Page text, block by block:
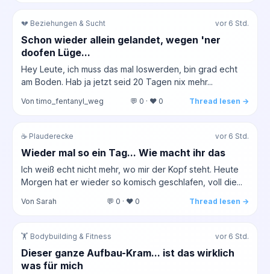
💔 Beziehungen & Sucht vor 6 Std.
Schon wieder allein gelandet, wegen 'ner
doofen Lüge...
Hey Leute, ich muss das mal loswerden, bin grad echt
am Boden. Hab ja jetzt seid 20 Tagen nix mehr...
Von timo_fentanyl_weg 💬 0 · ❤️ 0 Thread lesen →
☕ Plauderecke vor 6 Std.
Wieder mal so ein Tag... Wie macht ihr das
Ich weiß echt nicht mehr, wo mir der Kopf steht. Heute
Morgen hat er wieder so komisch geschlafen, voll die...
Von Sarah 💬 0 · ❤️ 0 Thread lesen →
🏋️ Bodybuilding & Fitness vor 6 Std.
Dieser ganze Aufbau-Kram... ist das wirklich
was für mich